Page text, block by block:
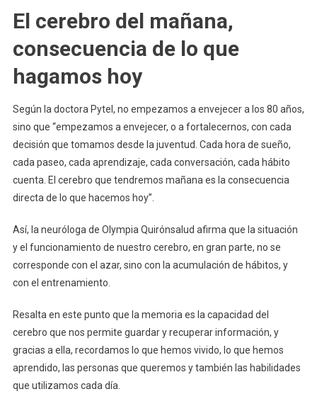
El cerebro del mañana,
consecuencia de lo que
hagamos hoy
Según la doctora Pytel, no empezamos a envejecer a los 80 años,
sino que “empezamos a envejecer, o a fortalecernos, con cada
decisión que tomamos desde la juventud. Cada hora de sueño,
cada paseo, cada aprendizaje, cada conversación, cada hábito
cuenta. El cerebro que tendremos mañana es la consecuencia
directa de lo que hacemos hoy”.
Así, la neuróloga de Olympia Quirónsalud afirma que la situación
y el funcionamiento de nuestro cerebro, en gran parte, no se
corresponde con el azar, sino con la acumulación de hábitos, y
con el entrenamiento.
Resalta en este punto que la memoria es la capacidad del
cerebro que nos permite guardar y recuperar información, y
gracias a ella, recordamos lo que hemos vivido, lo que hemos
aprendido, las personas que queremos y también las habilidades
que utilizamos cada día.